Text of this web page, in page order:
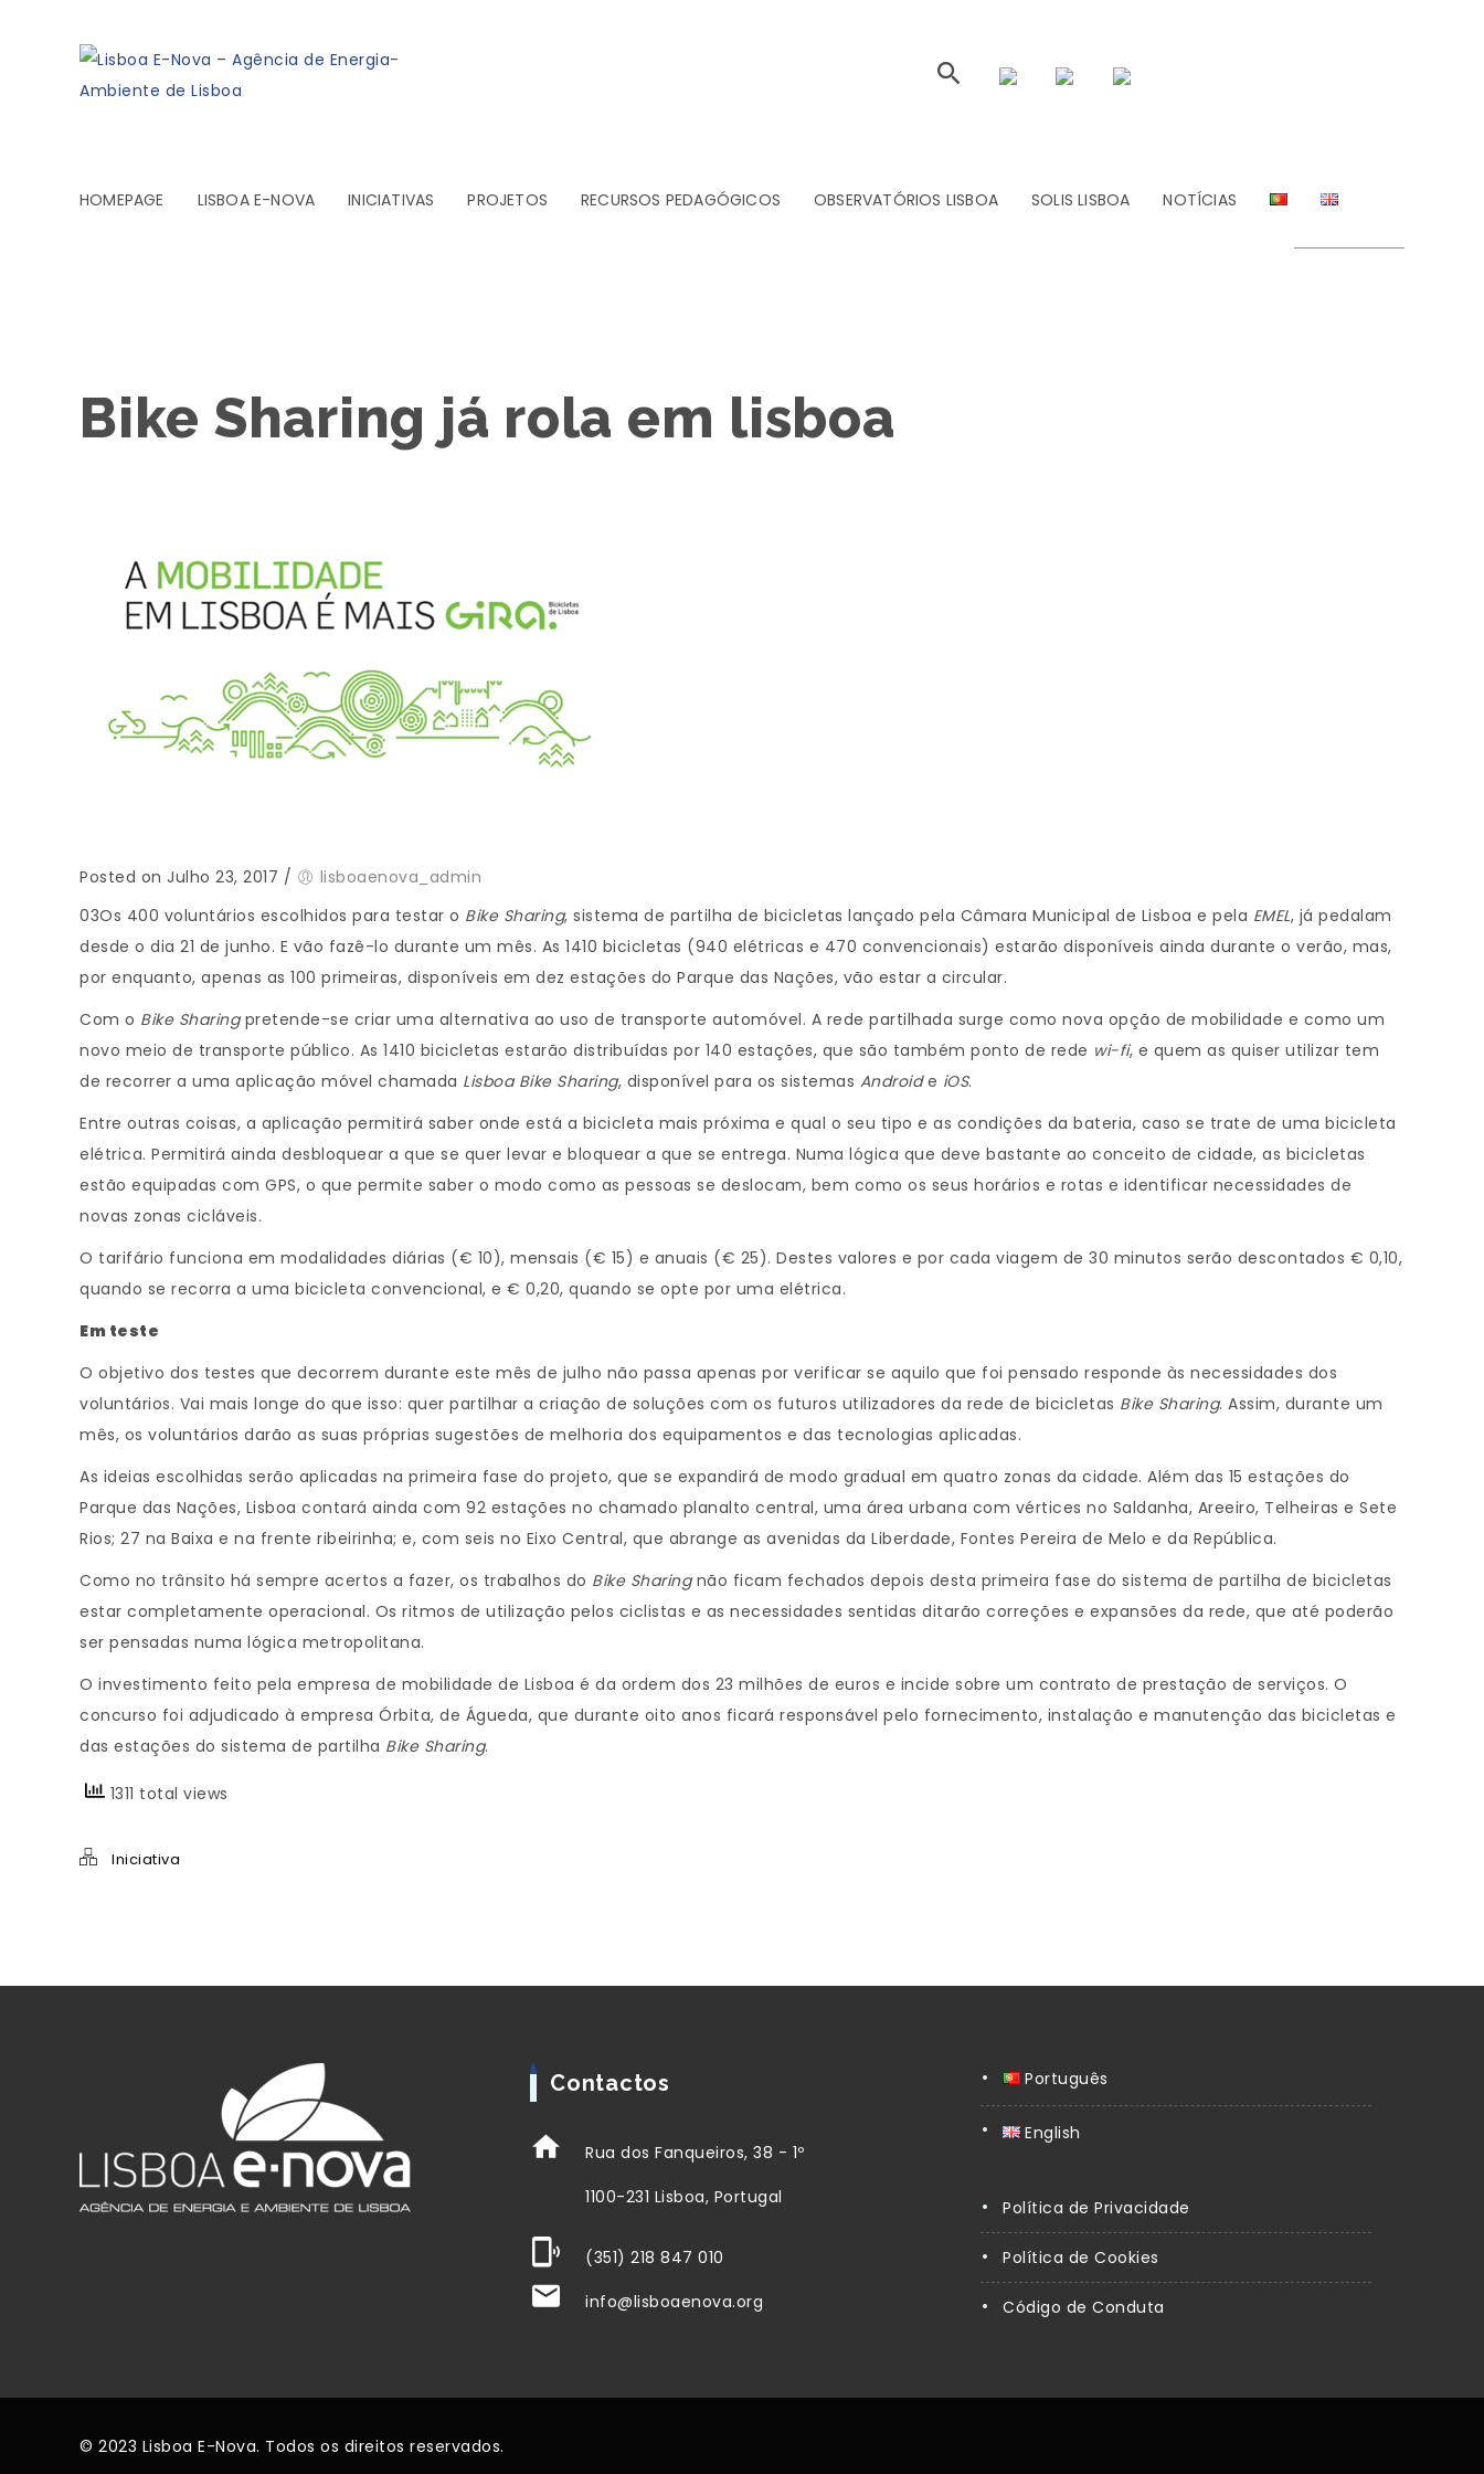
HOMEPAGE LISBOA E-NOVA INICIATIVAS PROJETOS RECURSOS PEDAGÓGICOS OBSERVATÓRIOS LISBOA SOLIS LISBOA NOTÍCIAS
Bike Sharing já rola em lisboa
Posted on Julho 23, 2017 /
lisboaenova_admin
03Os 400 voluntários escolhidos para testar o Bike Sharing, sistema de partilha de bicicletas lançado pela Câmara Municipal de Lisboa e pela EMEL, já pedalam
desde o dia 21 de junho. E vão fazê-lo durante um mês. As 1410 bicicletas (940 elétricas e 470 convencionais) estarão disponíveis ainda durante o verão, mas,
por enquanto, apenas as 100 primeiras, disponíveis em dez estações do Parque das Nações, vão estar a circular.
Com o Bike Sharingpretende-se criar uma alternativa ao uso de transporte automóvel. A rede partilhada surge como nova opção de mobilidade e como um
novo meio de transporte público. As 1410 bicicletas estarão distribuídas por 140 estações, que são também ponto de rede wi-fi, e quem as quiser utilizar tem
de recorrer a uma aplicação móvel chamada Lisboa Bike Sharing, disponível para os sistemas Androide iOS.
Entre outras coisas, a aplicação permitirá saber onde está a bicicleta mais próxima e qual o seu tipo e as condições da bateria, caso se trate de uma bicicleta
elétrica. Permitirá ainda desbloquear a que se quer levar e bloquear a que se entrega. Numa lógica que deve bastante ao conceito de cidade, as bicicletas
estão equipadas com GPS, o que permite saber o modo como as pessoas se deslocam, bem como os seus horários e rotas e identificar necessidades de
novas zonas cicláveis.
O tarifário funciona em modalidades diárias (€ 10), mensais (€ 15) e anuais (€ 25). Destes valores e por cada viagem de 30 minutos serão descontados € 0,10,
quando se recorra a uma bicicleta convencional, e € 0,20, quando se opte por uma elétrica.
Em teste
O objetivo dos testes que decorrem durante este mês de julho não passa apenas por verificar se aquilo que foi pensado responde às necessidades dos
voluntários. Vai mais longe do que isso: quer partilhar a criação de soluções com os futuros utilizadores da rede de bicicletas Bike Sharing. Assim, durante um
mês, os voluntários darão as suas próprias sugestões de melhoria dos equipamentos e das tecnologias aplicadas.
As ideias escolhidas serão aplicadas na primeira fase do projeto, que se expandirá de modo gradual em quatro zonas da cidade. Além das 15 estações do
Parque das Nações, Lisboa contará ainda com 92 estações no chamado planalto central, uma área urbana com vértices no Saldanha, Areeiro, Telheiras e Sete
Rios; 27 na Baixa e na frente ribeirinha; e, com seis no Eixo Central, que abrange as avenidas da Liberdade, Fontes Pereira de Melo e da República.
Como no trânsito há sempre acertos a fazer, os trabalhos do Bike Sharingnão ficam fechados depois desta primeira fase do sistema de partilha de bicicletas
estar completamente operacional. Os ritmos de utilização pelos ciclistas e as necessidades sentidas ditarão correções e expansões da rede, que até poderão
ser pensadas numa lógica metropolitana.
O investimento feito pela empresa de mobilidade de Lisboa é da ordem dos 23 milhões de euros e incide sobre um contrato de prestação de serviços. O
concurso foi adjudicado à empresa Órbita, de Águeda, que durante oito anos ficará responsável pelo fornecimento, instalação e manutenção das bicicletas e
das estações do sistema de partilha Bike Sharing.
1311 total views
Iniciativa
Contactos
Rua dos Fanqueiros, 38 - 1º
1100-231 Lisboa, Portugal
(351) 218 847 010
info@lisboaenova.org
Português
English
Política de Privacidade
Política de Cookies
Código de Conduta
© 2023 Lisboa E-Nova. Todos os direitos reservados.